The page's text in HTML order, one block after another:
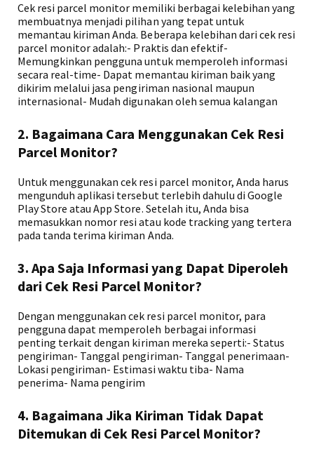
Cek resi parcel monitor memiliki berbagai kelebihan yang
membuatnya menjadi pilihan yang tepat untuk
memantau kiriman Anda. Beberapa kelebihan dari cek resi
parcel monitor adalah:- Praktis dan efektif-
Memungkinkan pengguna untuk memperoleh informasi
secara real-time- Dapat memantau kiriman baik yang
dikirim melalui jasa pengiriman nasional maupun
internasional- Mudah digunakan oleh semua kalangan
2. Bagaimana Cara Menggunakan Cek Resi
Parcel Monitor?
Untuk menggunakan cek resi parcel monitor, Anda harus
mengunduh aplikasi tersebut terlebih dahulu di Google
Play Store atau App Store. Setelah itu, Anda bisa
memasukkan nomor resi atau kode tracking yang tertera
pada tanda terima kiriman Anda.
3. Apa Saja Informasi yang Dapat Diperoleh
dari Cek Resi Parcel Monitor?
Dengan menggunakan cek resi parcel monitor, para
pengguna dapat memperoleh berbagai informasi
penting terkait dengan kiriman mereka seperti:- Status
pengiriman- Tanggal pengiriman- Tanggal penerimaan-
Lokasi pengiriman- Estimasi waktu tiba- Nama
penerima- Nama pengirim
4. Bagaimana Jika Kiriman Tidak Dapat
Ditemukan di Cek Resi Parcel Monitor?